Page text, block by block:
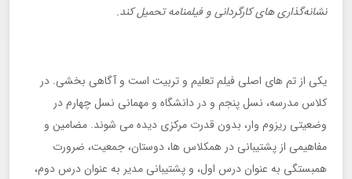
نشانه‌گذاری های کارگردانی و فیلمنامه تحمیل کند.
یکی از تم های اصلی فیلم تعلیم و تربیت است و آگاهی بخشی. در
کلاس مدرسه، نسل پنجم و در دانشگاه و مهمانی نسل چهارم در
وضعیتی ریزوم وار، بدون قدرت مرکزی دیده می شوند. مضامین و
مفاهیمی از پشتیبانی در همکلاس ها، دوستان، جمعیت، ضرورت
همبستگی به عنوان درس اول، و پشتیبانی مدیر به عنوان درس دوم،